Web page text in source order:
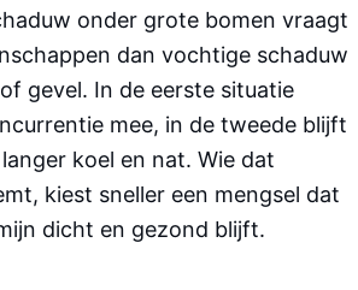
onder grote bomen vraagt
dan vochtige schaduw
gevel. In de eerste situatie
mee, in de tweede blijft
koel en nat. Wie dat
kiest sneller een mengsel dat
dicht en gezond blijft.